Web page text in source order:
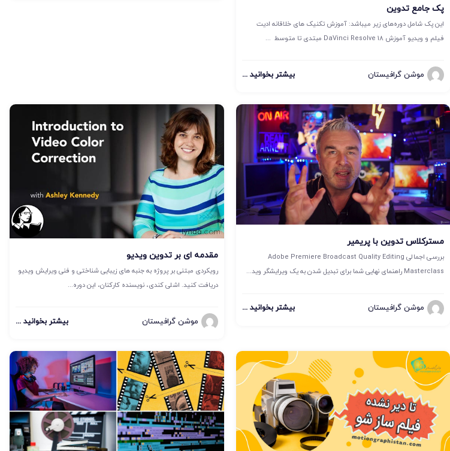
پک جامع تدوین
این پک شامل دوره‌های زیر میباشد: آموزش تکنیک های خلاقانه ادیت
فیلم و ویدیو آموزش DaVinci Resolve 18 مبتدی تا متوسط ...
موشن گرافیستان بیشتر بخوانید ...
مسترکلاس تدوین با پریمیر
بررسی اجمالی Adobe Premiere Broadcast Quality Editing
Masterclass راهنمای نهایی شما برای تبدیل شدن به یک ویرایشگر وید...
موشن گرافیستان بیشتر بخوانید ...
مقدمه ای بر تدوین ویدیو
رویکردی مبتنی بر پروژه به جنبه های زیبایی شناختی و فنی ویرایش ویدیو
دریافت کنید. اشلی کندی، نویسنده کارکنان، این دوره...
موشن گرافیستان بیشتر بخوانید ...